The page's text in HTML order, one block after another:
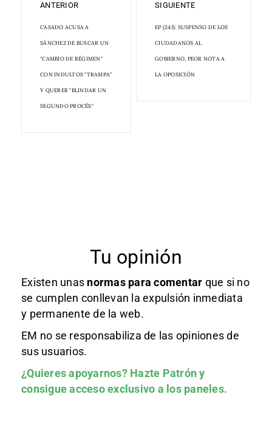
ANTERIOR
CASADO ACUSA A
SÁNCHEZ DE BUSCAR UN
"CAMBIO DE RÉGIMEN"
CON INDULTOS "TRAMPA"
Y QUERER "BLINDAR UN
SEGUNDO PROCÉS"
SIGUIENTE
EP (24J): SUSPENSO DE LOS
CIUDADANOS AL
GOBIERNO, PEOR NOTA A
LA OPOSICIÓN
Tu opinión
Existen unas normas para comentar que si no
se cumplen conllevan la expulsión inmediata
y permanente de la web.
EM no se responsabiliza de las opiniones de
sus usuarios.
¿Quieres apoyarnos? Hazte Patróny
consigue acceso exclusivo a los paneles.